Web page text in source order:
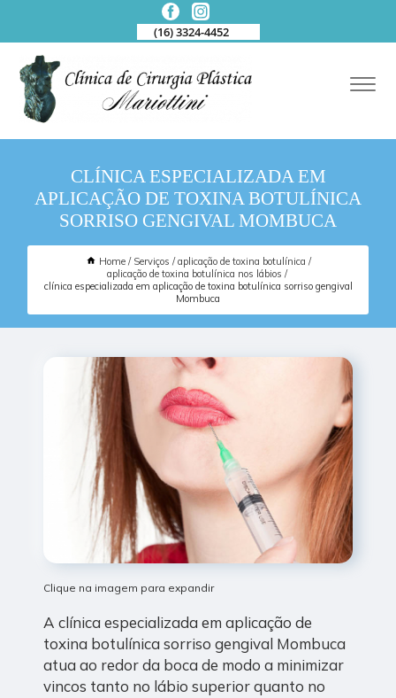
(16) 3324-4452
CLÍNICA ESPECIALIZADA EM
APLICAÇÃO DE TOXINA BOTULÍNICA
SORRISO GENGIVAL MOMBUCA
Home Serviços
aplicação de toxina botulínica
aplicação de toxina botulínica nos lábios
clínica especializada em aplicação de toxina botulínica sorriso gengival
Mombuca
Clique na imagem para expandir
A clínica especializada em aplicação de
toxina botulínica sorriso gengival Mombuca
atua ao redor da boca de modo a minimizar
vincos tanto no lábio superior quanto no